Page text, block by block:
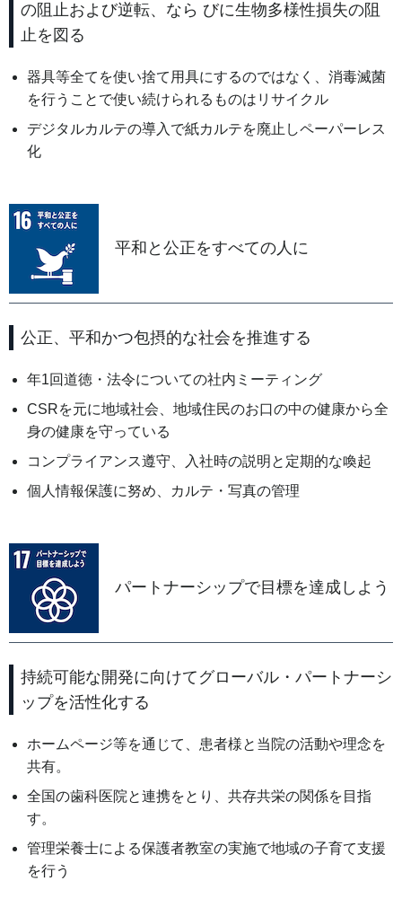
の阻止および逆転、なら びに生物多様性損失の阻
止を図る
器具等全てを使い捨て用具にするのではなく、消毒滅菌
を行うことで使い続けられるものはリサイクル
デジタルカルテの導入で紙カルテを廃止しペーパーレス
化
平和と公正をすべての人に
公正、平和かつ包摂的な社会を推進する
年1回道徳・法令についての社内ミーティング
CSRを元に地域社会、地域住民のお口の中の健康から全
身の健康を守っている
コンプライアンス遵守、入社時の説明と定期的な喚起
個人情報保護に努め、カルテ・写真の管理
パートナーシップで目標を達成しよう
持続可能な開発に向けてグローバル・パートナーシ
ップを活性化する
ホームページ等を通じて、患者様と当院の活動や理念を
共有。
全国の歯科医院と連携をとり、共存共栄の関係を目指
す。
管理栄養士による保護者教室の実施で地域の子育て支援
を行う